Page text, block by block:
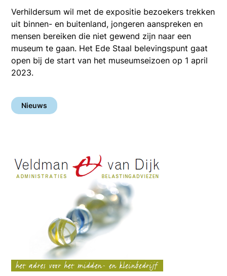
Verhildersum wil met de expositie bezoekers trekken
uit binnen- en buitenland, jongeren aanspreken en
mensen bereiken die niet gewend zijn naar een
museum te gaan. Het Ede Staal belevingspunt gaat
open bij de start van het museumseizoen op 1 april
2023.
Nieuws